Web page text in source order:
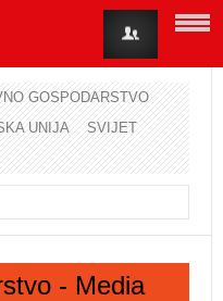
GOSPODARSTVO
UNIJA
SVIJET
- Media